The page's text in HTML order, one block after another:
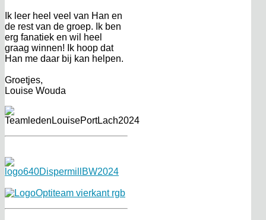
Ik leer heel veel van Han en
de rest van de groep. Ik ben
erg fanatiek en wil heel
graag winnen! Ik hoop dat
Han me daar bij kan helpen.
Groetjes,
Louise Wouda